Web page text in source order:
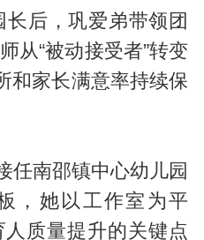
后，巩爱弟带领团
从“被动接受者”转变
和家长满意率持续保
任南邵镇中心幼儿园
，她以工作室为平
质量提升的关键点